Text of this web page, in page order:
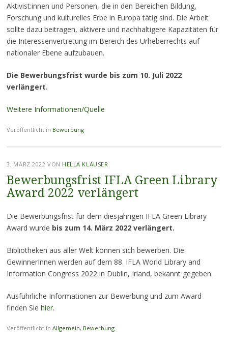
Aktivist:innen und Personen, die in den Bereichen Bildung,
Forschung und kulturelles Erbe in Europa tätig sind. Die Arbeit
sollte dazu beitragen, aktivere und nachhaltigere Kapazitäten für
die Interessenvertretung im Bereich des Urheberrechts auf
nationaler Ebene aufzubauen.
Die Bewerbungsfrist wurde bis zum 10. Juli 2022
verlängert.
Weitere Informationen/Quelle
Veröffentlicht in Bewerbung
3. MÄRZ 2022 VON HELLA KLAUSER
Bewerbungsfrist IFLA Green Library
Award 2022 verlängert
Die Bewerbungsfrist für dem diesjährigen IFLA Green Library
Award wurde bis zum 14. März 2022 verlängert.
Bibliotheken aus aller Welt können sich bewerben. Die
GewinnerInnen werden auf dem 88. IFLA World Library and
Information Congress 2022 in Dublin, Irland, bekannt gegeben.
Ausführliche Informationen zur Bewerbung und zum Award
finden Sie hier.
Veröffentlicht in Allgemein, Bewerbung